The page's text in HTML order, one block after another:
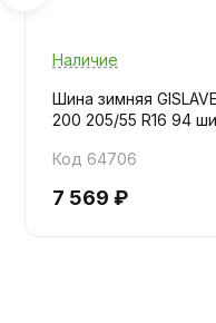
Наличие
Шина зимняя
200 205/55 R16 94
Код 64706
7 569 ₽